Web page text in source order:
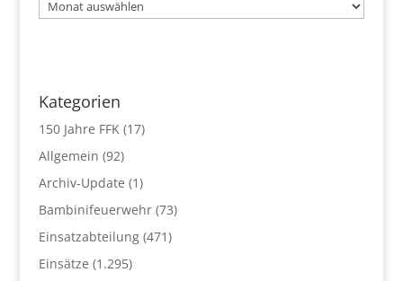
Kategorien
150 Jahre FFK(17)
Allgemein (92)
Archiv-Update (1)
Bambinifeuerwehr(73)
Einsatzabteilung(471)
Einsätze (1.295)